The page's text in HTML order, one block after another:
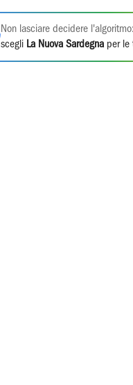
Non lasciare decidere l'algoritmo:
scegli La Nuova Sardegna per le